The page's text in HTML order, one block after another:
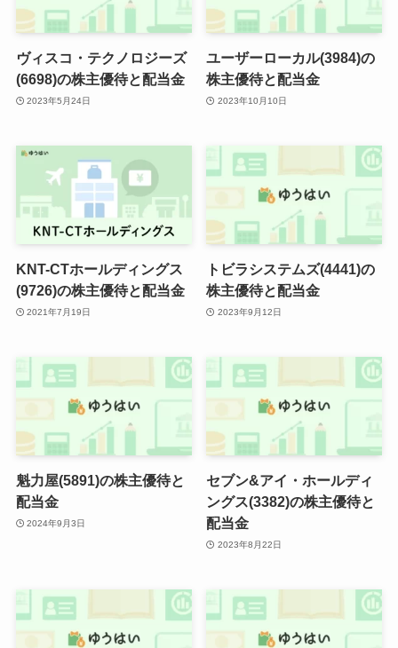
ヴィスコ・テクノロジーズ
(6698)の株主優待と配当金
2023年5月24日
ユーザーローカル(3984)の
株主優待と配当金
2023年10月10日
KNT-CTホールディングス
(9726)の株主優待と配当金
2021年7月19日
トビラシステムズ(4441)の
株主優待と配当金
2023年9月12日
魁力屋(5891)の株主優待と
配当金
2024年9月3日
セブン&アイ・ホールディ
ングス(3382)の株主優待と
配当金
2023年8月22日